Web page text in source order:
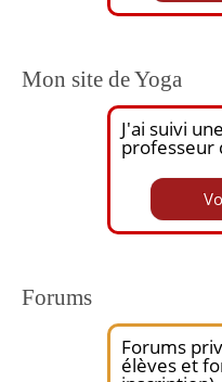
Mon site de Yoga
J'ai suivi
professeur
Forums
Forums
élèves et